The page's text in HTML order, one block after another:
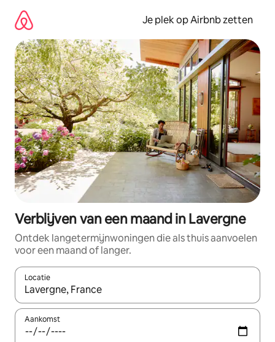
direct
naar
inhoud
Je plek op Airbnb zetten
Verblijven van een maand in Lavergne
Ontdek langetermijnwoningen die als thuis aanvoelen
voor een maand of langer.
Locatie
Wanneer er resultaten beschikbaar zijn, maak je een keuze
Aankomst